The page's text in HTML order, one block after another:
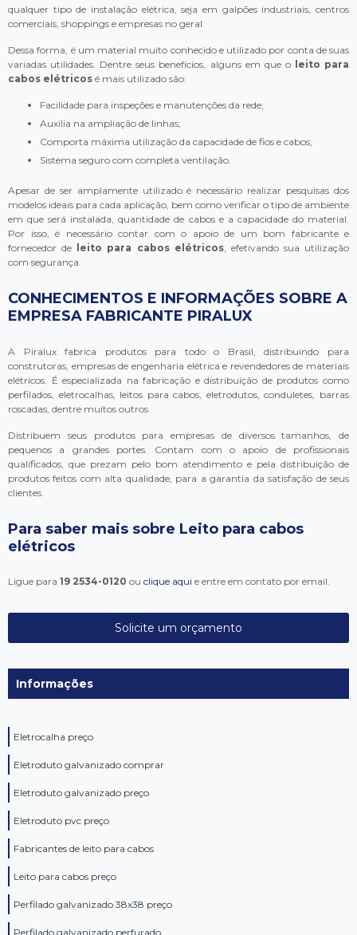
qualquer tipo de instalação elétrica, seja em galpões industriais, centros
comerciais, shoppings e empresas no geral.
Dessa forma, é um material muito conhecido e utilizado por conta de suas
variadas utilidades. Dentre seus benefícios, alguns em que o leito para
cabos elétricos é mais utilizado são:
Facilidade para inspeções e manutenções da rede;
Auxilia na ampliação de linhas;
Comporta máxima utilização da capacidade de fios e cabos;
Sistema seguro com completa ventilação.
Apesar de ser amplamente utilizado é necessário realizar pesquisas dos
modelos ideais para cada aplicação, bem como verificar o tipo de ambiente
em que será instalada, quantidade de cabos e a capacidade do material.
Por isso, é necessário contar com o apoio de um bom fabricante e
fornecedor de leito para cabos elétricos, efetivando sua utilização
com segurança.
CONHECIMENTOS E INFORMAÇÕES SOBRE A
EMPRESA FABRICANTE PIRALUX
A Piralux fabrica produtos para todo o Brasil, distribuindo para
construtoras, empresas de engenharia elétrica e revendedores de materiais
elétricos. É especializada na fabricação e distribuição de produtos como
perfilados, eletrocalhas, leitos para cabos, eletrodutos, conduletes, barras
roscadas, dentre muitos outros.
Distribuem seus produtos para empresas de diversos tamanhos, de
pequenos a grandes portes. Contam com o apoio de profissionais
qualificados, que prezam pelo bom atendimento e pela distribuição de
produtos feitos com alta qualidade, para a garantia da satisfação de seus
clientes.
Para saber mais sobre Leito para cabos
elétricos
Ligue para 19 2534-0120 ou clique aqui e entre em contato por email.
Solicite um orçamento
Informações
Eletrocalha preço
Eletroduto galvanizado comprar
Eletroduto galvanizado preço
Eletroduto pvc preço
Fabricantes de leito para cabos
Leito para cabos preço
Perfilado galvanizado 38x38 preço
Perfilado galvanizado perfurado